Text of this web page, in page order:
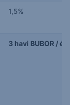
1,5%
3 havi BUBOR / év